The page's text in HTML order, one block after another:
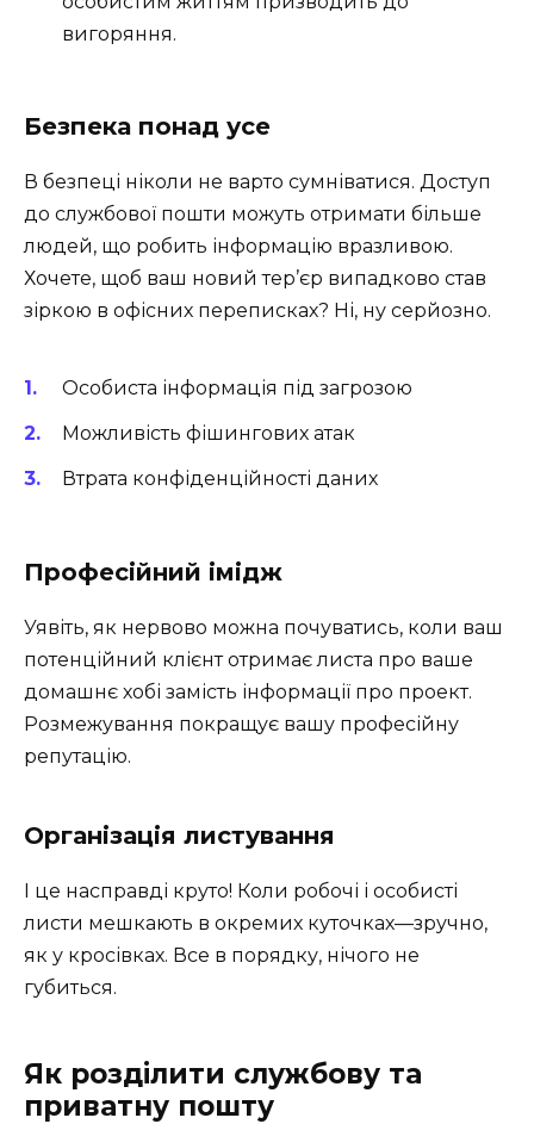
вигоряння.
Безпека понад усе
В безпеці ніколи не варто сумніватися. Доступ
до службової пошти можуть отримати більше
людей, що робить інформацію вразливою.
Хочете, щоб ваш новий тер’єр випадково став
зіркою в офісних переписках? Ні, ну серйозно.
Особиста інформація під загрозою
Можливість фішингових атак
Втрата конфіденційності даних
Професійний імідж
Уявіть, як нервово можна почуватись, коли ваш
потенційний клієнт отримає листа про ваше
домашнє хобі замість інформації про проект.
Розмежування покращує вашу професійну
репутацію.
Організація листування
І це насправді круто! Коли робочі і особисті
листи мешкають в окремих куточках—зручно,
як у кросівках. Все в порядку, нічого не
губиться.
Як розділити службову та
приватну пошту